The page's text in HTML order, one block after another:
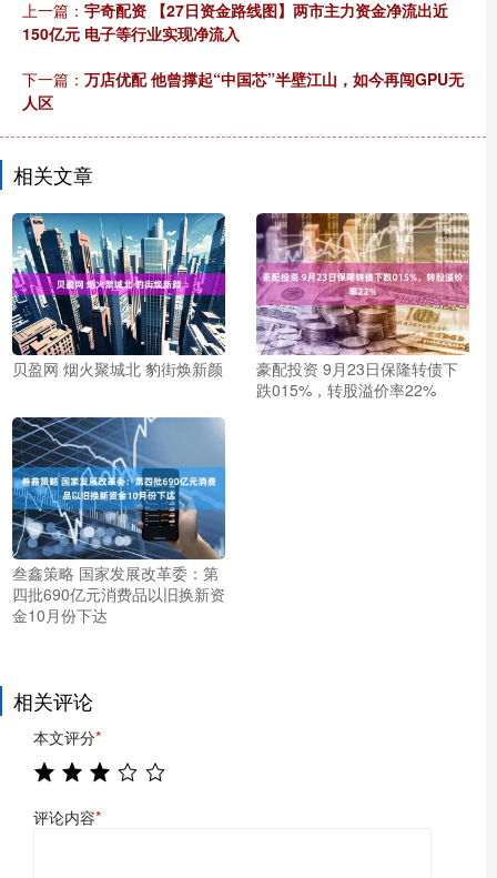
上一篇： 宇奇配资 【27日资金路线图】两市主力资金净流出近
150亿元 电子等行业实现净流入
下一篇： 万店优配 他曾撑起“中国芯”半壁江山，如今再闯GPU无
人区
相关文章
贝盈网 烟火聚城北 豹街焕新颜
豪配投资 9月23日保隆转债下
跌015%，转股溢价率22%
叁鑫策略 国家发展改革委：第
四批690亿元消费品以旧换新资
金10月份下达
相关评论
本文评分*
评论内容*